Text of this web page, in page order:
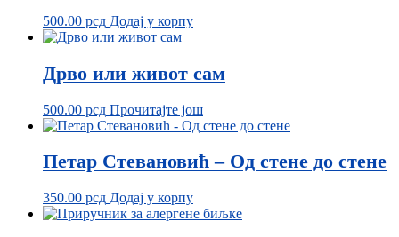
500.00 рсд Додај у корпу
Дрво или живот сам
500.00 рсд Прочитајте још
Петар Стевановић – Од стене до стене
350.00 рсд Додај у корпу